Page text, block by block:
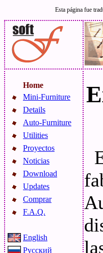
Esta página fue
Home
Mini-Furniture
Details
Auto-Furniture
Utilities
Proyectos
Noticias
Download
Updates
Comprar
F.A.Q.
English
Русский